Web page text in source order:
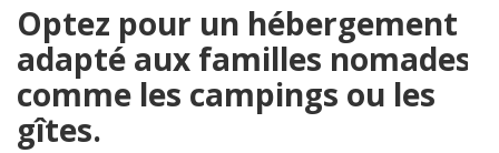
Optez pour un hébergement
adapté aux familles nomades,
comme les campings ou les
gîtes.